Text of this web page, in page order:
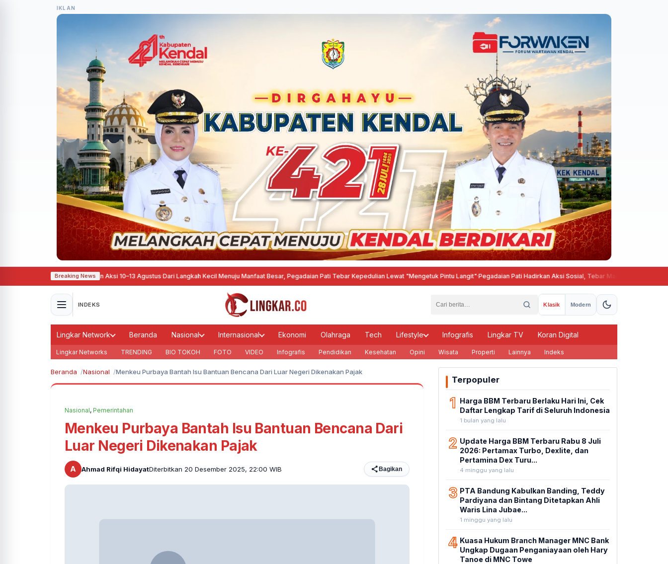
IKLAN
Breaking News
Ora Sepele Siapkan Aksi 10–13 Agustus·Dari Langkah Kecil Menuju Manfaat Besar, Pegadaian Pati Tebar Kepedulian Lewat "Mengetuk Pintu Langit"·Pegadaian Pati Hadirkan Aksi Sosial, Tebar Manfaat untuk Masyarakat
INDEKS Klasik Modern
Lingkar Network Beranda Nasional Internasional Ekonomi Olahraga Tech Lifestyle Infografis Lingkar TV Koran Digital
Lingkar Networks TRENDING BIO TOKOH FOTO VIDEO Infografis Pendidikan Kesehatan Opini Wisata Properti Lainnya Indeks
Beranda Nasional Menkeu Purbaya Bantah Isu Bantuan Bencana Dari Luar Negeri Dikenakan Pajak
Nasional, Pemerintahan
Menkeu Purbaya Bantah Isu Bantuan Bencana Dari
Luar Negeri Dikenakan Pajak
A Ahmad Rifqi HidayatDiterbitkan 20 Desember 2025, 22:00 WIB Bagikan
Terpopuler
1 Harga BBM Terbaru Berlaku Hari Ini, Cek
Daftar Lengkap Tarif di Seluruh Indonesia
1 bulan yang lalu
2 Update Harga BBM Terbaru Rabu 8 Juli
2026: Pertamax Turbo, Dexlite, dan
Pertamina Dex Turu...
4 minggu yang lalu
3 PTA Bandung Kabulkan Banding, Teddy
Pardiyana dan Bintang Ditetapkan Ahli
Waris Lina Jubae...
1 minggu yang lalu
4 Kuasa Hukum Branch Manager MNC Bank
Ungkap Dugaan Penganiayaan oleh Hary
Tanoe di MNC Towe